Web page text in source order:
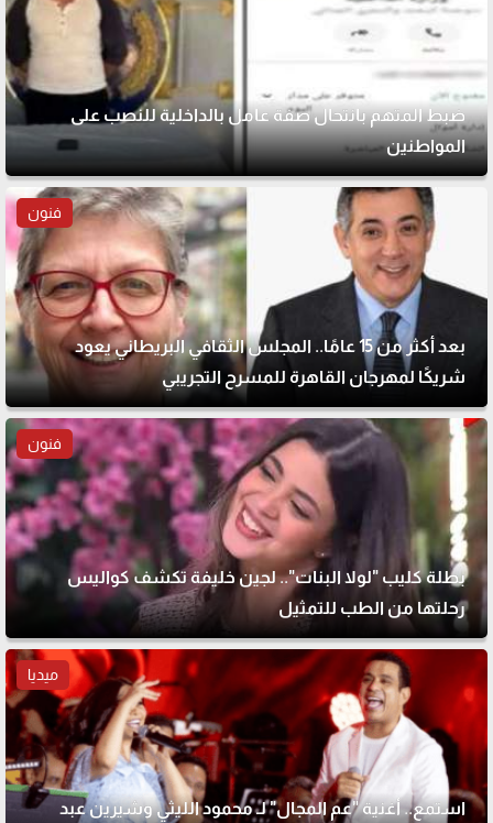
ضبط المتهم بانتحال صفة عامل بالداخلية للنصب على
المواطنين
فنون
بعد أكثر من 15 عامًا.. المجلس الثقافي البريطاني يعود
شريكًا لمهرجان القاهرة للمسرح التجريبي
فنون
بطلة كليب "لولا البنات".. لجين خليفة تكشف كواليس
رحلتها من الطب للتمثيل
ميديا
استمع.. أغنية "عم المجال" لـ محمود الليثي وشيرين عبد